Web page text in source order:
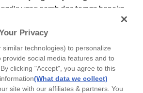
yang cerah dan teman boneka
yang menawan memicu kreativitas,
- anak-anak membayangkan
- krayon, spidol, atau
Privacy
similar technologies) to personalize
provide social media features and to
clicking "Accept", you agree to this
(What data we collect)
site with our affiliates & partners. You